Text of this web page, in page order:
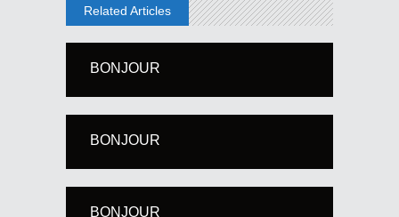
Related Articles
BONJOUR
BONJOUR
BONJOUR